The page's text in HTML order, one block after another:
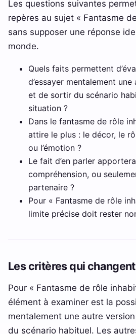
Les questions suivantes
repères au sujet « Fantasme
sans supposer une réponse
monde.
Quels faits permettent
d’essayer mentalement
et de sortir du scénario
situation ?
Dans le fantasme de rôle
attire le plus : le décor, le
ou l’émotion ?
Le fait d’en parler
compréhension, ou
partenaire ?
Pour « Fantasme de rôle
limite précise doit rester
Les critères qui
Pour « Fantasme de rôle
élément à examiner est la
mentalement une autre
du scénario habituel. Les